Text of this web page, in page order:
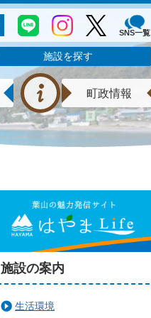
SNS一覧
施設を探す
町政情報
施設の案内
生活環境